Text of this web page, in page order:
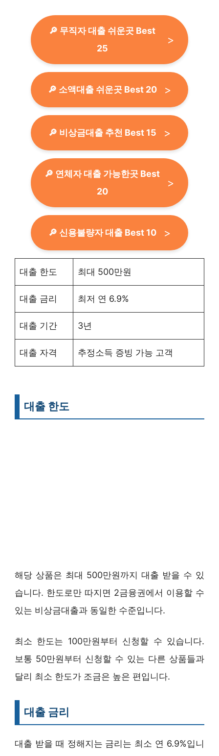
🔎 무직자 대출 쉬운곳 Best
25
🔎 소액대출 쉬운곳 Best 20
🔎 비상금대출 추천 Best 15
🔎 연체자 대출 가능한곳 Best
20
🔎 신용불량자 대출 Best 10
대출 한도 최대 500만원
대출 금리 최저 연 6.9%
대출 기간 3년
대출 자격 추정소득 증빙 가능 고객
대출 한도
해당 상품은 최대 500만원까지 대출 받을 수 있
습니다. 한도로만 따지면 2금융권에서 이용할 수
있는 비상금대출과 동일한 수준입니다.
최소 한도는 100만원부터 신청할 수 있습니다.
보통 50만원부터 신청할 수 있는 다른 상품들과
달리 최소 한도가 조금은 높은 편입니다.
대출 금리
대출 받을 때 정해지는 금리는 최소 연 6.9%입니